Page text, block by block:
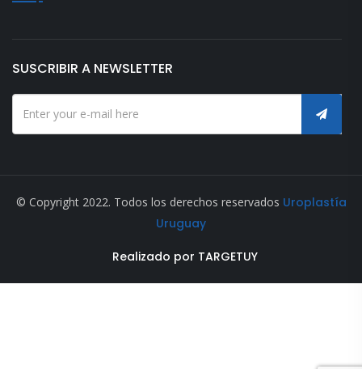
SUSCRIBIR A NEWSLETTER
© Copyright 2022. Todos los derechos reservados Uroplastía
Uruguay
Realizado por TARGETUY